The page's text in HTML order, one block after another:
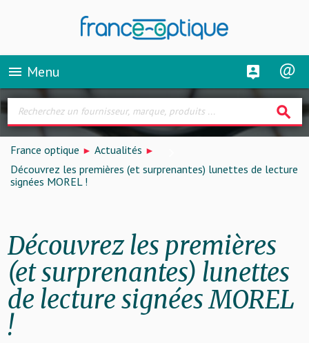
menu Menu
search
France optique
Actualités
Découvrez les premières (et surprenantes) lunettes de lecture
signées MOREL !
Découvrez les premières
(et surprenantes) lunettes
de lecture signées MOREL
!